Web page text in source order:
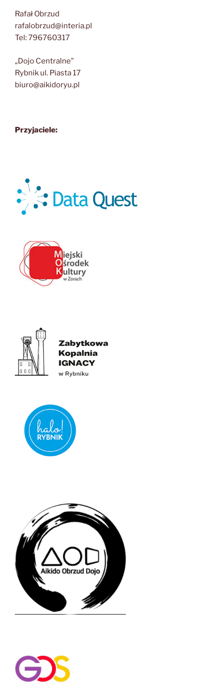
Rafał Obrzud
rafalobrzud@interia.pl
Tel: 796760317
„Dojo Centralne”
Rybnik ul. Piasta 17
biuro@aikidoryu.pl
Przyjaciele: